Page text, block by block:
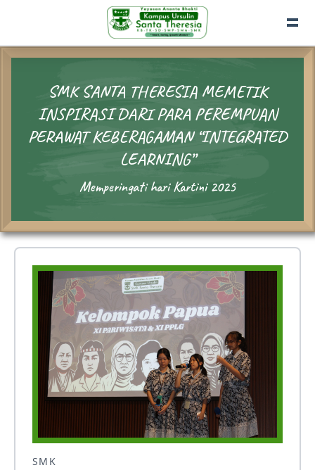
SMK SANTA THERESIA MEMETIK
INSPIRASI DARI PARA PEREMPUAN
PERAWAT KEBERAGAMAN “INTEGRATED
LEARNING”
Memperingati hari Kartini 2025
SMK